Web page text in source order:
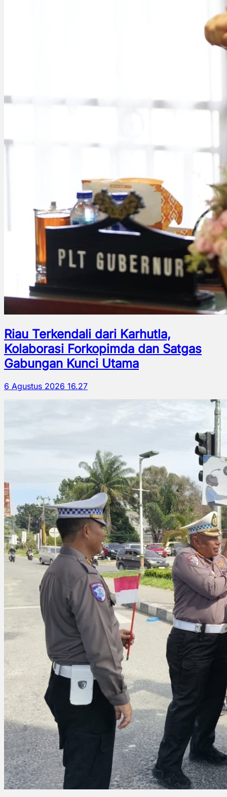
Riau Terkendali dari Karhutla,
Kolaborasi Forkopimda dan Satgas
Gabungan Kunci Utama
6 Agustus 2026 16.27